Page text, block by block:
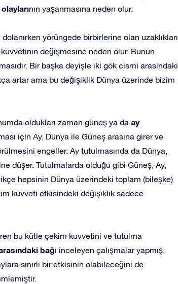
nın yaşanmasına neden olur.
yörüngede birbirlerine olan uzaklıkları
değişmesine neden olur. Bunun
Bir başka deyişle iki gök cismi arasındaki
artar ama bu değişiklik Dünya üzerinde bizim
oldukları zaman güneş ya da ay
için Ay, Dünya ile Güneş arasına girer ve
engeller. Ay tutulmasında da Dünya,
düşer. Tutulmalarda olduğu gibi Güneş, Ay,
hepsinin Dünya üzerindeki toplam (bileşke)
kuvveti etkisindeki değişiklik sadece
bu kütle çekim kuvvetini ve tutulma
bağı inceleyen çalışmalar yapmış,
sınırlı bir etkisinin olabileceğini de